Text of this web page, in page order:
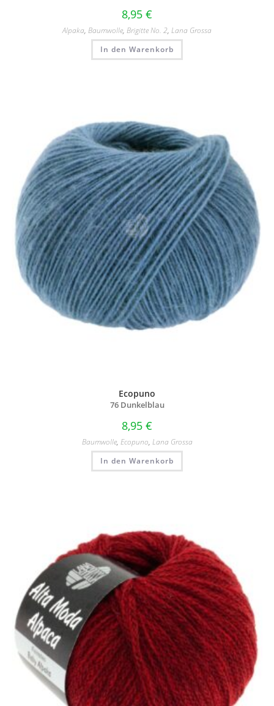
8,95 €
Alpaka, Baumwolle, Brigitte No. 2, Lana Grossa
In den Warenkorb
Ecopuno
76 Dunkelblau
8,95 €
Baumwolle, Ecopuno, Lana Grossa
In den Warenkorb